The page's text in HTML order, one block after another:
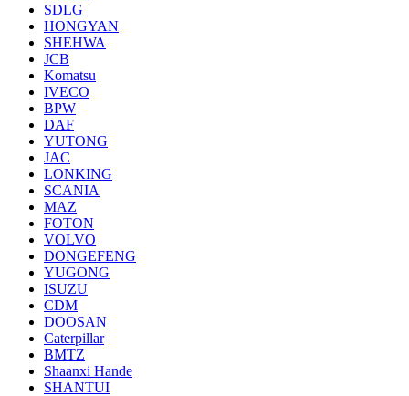
SDLG
HONGYAN
SHEHWA
JCB
Komatsu
IVECO
BPW
DAF
YUTONG
JAC
LONKING
SCANIA
MAZ
FOTON
VOLVO
DONGEFENG
YUGONG
ISUZU
CDM
DOOSAN
Caterpillar
BMTZ
Shaanxi Hande
SHANTUI